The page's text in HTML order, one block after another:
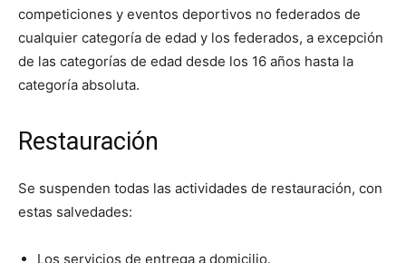
competiciones y eventos deportivos no federados de
cualquier categoría de edad y los federados, a excepción
de las categorías de edad desde los 16 años hasta la
categoría absoluta.
Restauración
Se suspenden todas las actividades de restauración, con
estas salvedades:
Los servicios de entrega a domicilio.